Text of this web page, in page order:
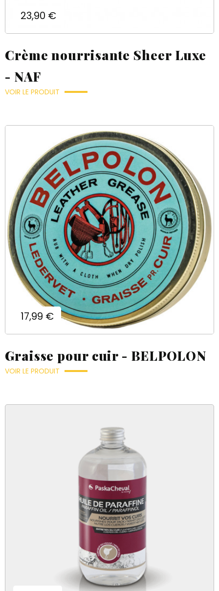
Prix
23,90 €
Crème nourrisante Sheer Luxe
- NAF
VOIR LE PRODUIT
Prix
17,99 €
Graisse pour cuir - BELPOLON
VOIR LE PRODUIT